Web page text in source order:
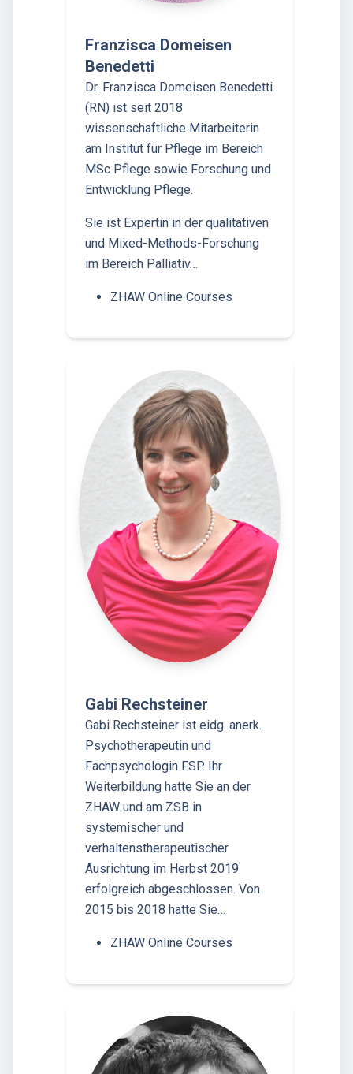
Franzisca Domeisen
Benedetti
Dr. Franzisca Domeisen Benedetti
(RN) ist seit 2018
wissenschaftliche Mitarbeiterin
am Institut für Pflege im Bereich
MSc Pflege sowie Forschung und
Entwicklung Pflege.
Sie ist Expertin in der qualitativen
und Mixed-Methods-Forschung
im Bereich Palliativ…
ZHAW Online Courses
Gabi Rechsteiner
Gabi Rechsteiner ist eidg. anerk.
Psychotherapeutin und
Fachpsychologin FSP. Ihr
Weiterbildung hatte Sie an der
ZHAW und am ZSB in
systemischer und
verhaltenstherapeutischer
Ausrichtung im Herbst 2019
erfolgreich abgeschlossen. Von
2015 bis 2018 hatte Sie…
ZHAW Online Courses